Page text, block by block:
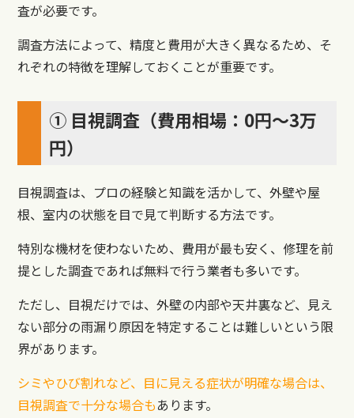
査が必要です。
調査方法によって、精度と費用が大きく異なるため、そ
れぞれの特徴を理解しておくことが重要です。
① 目視調査（費用相場：0円〜3万
円）
目視調査は、プロの経験と知識を活かして、外壁や屋
根、室内の状態を目で見て判断する方法です。
特別な機材を使わないため、費用が最も安く、修理を前
提とした調査であれば無料で行う業者も多いです。
ただし、目視だけでは、外壁の内部や天井裏など、見え
ない部分の雨漏り原因を特定することは難しいという限
界があります。
シミやひび割れなど、目に見える症状が明確な場合は、
目視調査で十分な場合もあります。